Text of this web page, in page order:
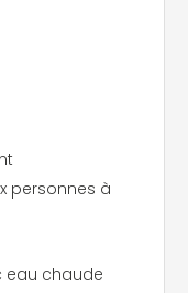
personnes à
eau chaude